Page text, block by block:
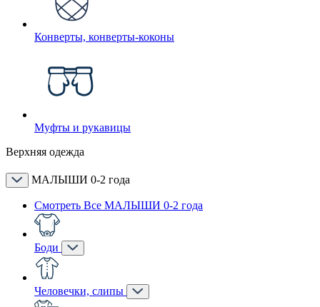
Конверты, конверты-коконы
Муфты и рукавицы
Верхняя одежда
МАЛЫШИ 0-2 года
Смотреть Все МАЛЫШИ 0-2 года
Боди
Человечки, слипы